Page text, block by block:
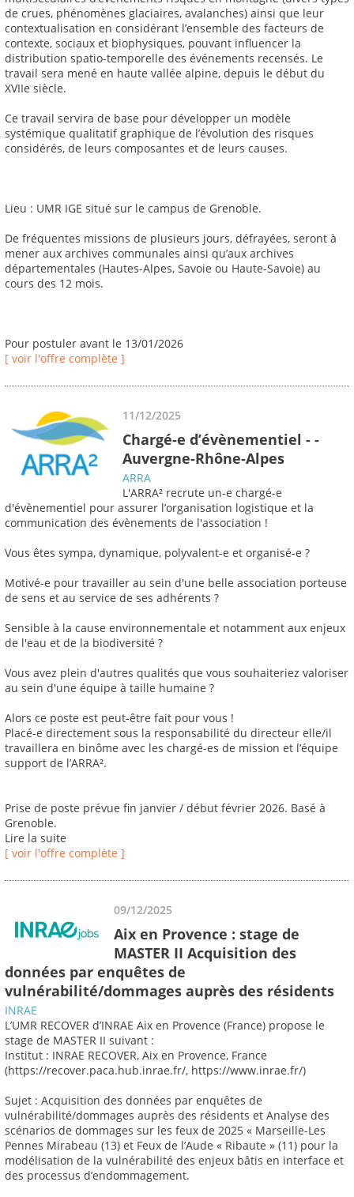
de crues, phénomènes glaciaires, avalanches) ainsi que leur
contextualisation en considérant l’ensemble des facteurs de
contexte, sociaux et biophysiques, pouvant influencer la
distribution spatio-temporelle des événements recensés. Le
travail sera mené en haute vallée alpine, depuis le début du
XVIIe siècle.
Ce travail servira de base pour développer un modèle
systémique qualitatif graphique de l’évolution des risques
considérés, de leurs composantes et de leurs causes.
Lieu : UMR IGE situé sur le campus de Grenoble.
De fréquentes missions de plusieurs jours, défrayées, seront à
mener aux archives communales ainsi qu’aux archives
départementales (Hautes-Alpes, Savoie ou Haute-Savoie) au
cours des 12 mois.
Pour postuler avant le 13/01/2026
[ voir l'offre complète ]
11/12/2025
Chargé-e d’évènementiel - -
Auvergne-Rhône-Alpes
ARRA
L'ARRA² recrute un-e chargé-e
d'évènementiel pour assurer l’organisation logistique et la
communication des évènements de l'association !
Vous êtes sympa, dynamique, polyvalent-e et organisé-e ?
Motivé-e pour travailler au sein d'une belle association porteuse
de sens et au service de ses adhérents ?
Sensible à la cause environnementale et notamment aux enjeux
de l'eau et de la biodiversité ?
Vous avez plein d'autres qualités que vous souhaiteriez valoriser
au sein d'une équipe à taille humaine ?
Alors ce poste est peut-être fait pour vous !
Placé-e directement sous la responsabilité du directeur elle/il
travaillera en binôme avec les chargé-es de mission et l’équipe
support de l’ARRA².
Prise de poste prévue fin janvier / début février 2026. Basé à
Grenoble.
Lire la suite
[ voir l'offre complète ]
09/12/2025
Aix en Provence : stage de
MASTER II Acquisition des
données par enquêtes de
vulnérabilité/dommages auprès des résidents
INRAE
L’UMR RECOVER d’INRAE Aix en Provence (France) propose le
stage de MASTER II suivant :
Institut : INRAE RECOVER, Aix en Provence, France
(https://recover.paca.hub.inrae.fr/, https://www.inrae.fr/)
Sujet : Acquisition des données par enquêtes de
vulnérabilité/dommages auprès des résidents et Analyse des
scénarios de dommages sur les feux de 2025 « Marseille-Les
Pennes Mirabeau (13) et Feux de l’Aude « Ribaute » (11) pour la
modélisation de la vulnérabilité des enjeux bâtis en interface et
des processus d’endommagement.